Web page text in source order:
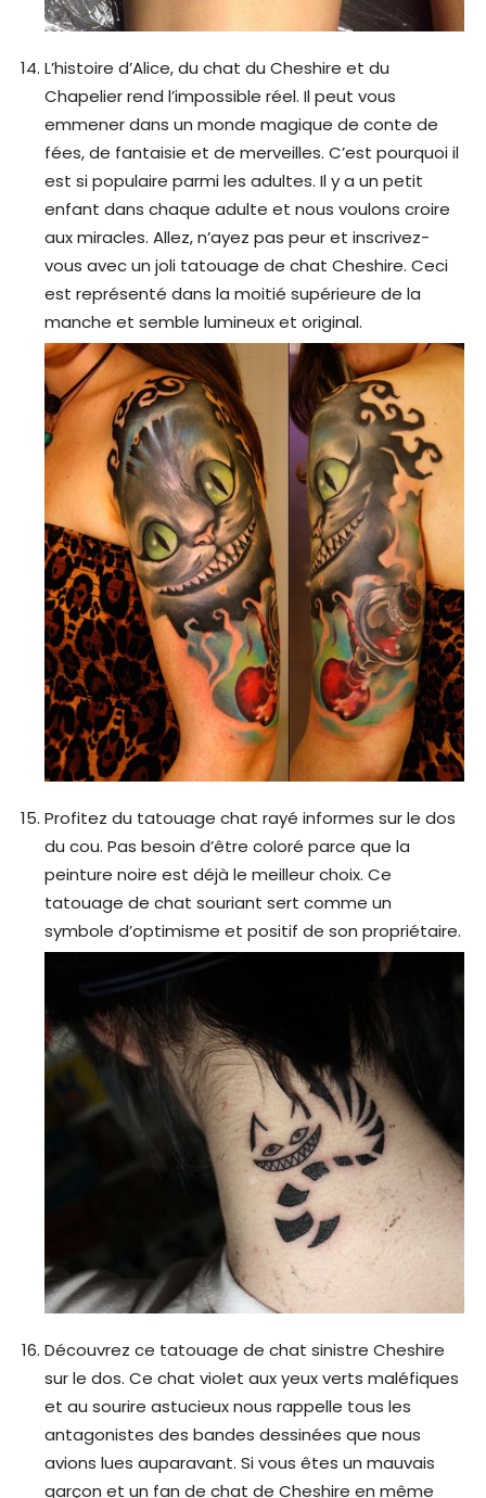
L’histoire d’Alice, du chat du Cheshire et du
Chapelier rend l’impossible réel. Il peut vous
emmener dans un monde magique de conte de
fées, de fantaisie et de merveilles. C’est pourquoi il
est si populaire parmi les adultes. Il y a un petit
enfant dans chaque adulte et nous voulons croire
aux miracles. Allez, n’ayez pas peur et inscrivez-
vous avec un joli tatouage de chat Cheshire. Ceci
est représenté dans la moitié supérieure de la
manche et semble lumineux et original.
Profitez du tatouage chat rayé informes sur le dos
du cou. Pas besoin d’être coloré parce que la
peinture noire est déjà le meilleur choix. Ce
tatouage de chat souriant sert comme un
symbole d’optimisme et positif de son propriétaire.
Découvrez ce tatouage de chat sinistre Cheshire
sur le dos. Ce chat violet aux yeux verts maléfiques
et au sourire astucieux nous rappelle tous les
antagonistes des bandes dessinées que nous
avions lues auparavant. Si vous êtes un mauvais
garçon et un fan de chat de Cheshire en même